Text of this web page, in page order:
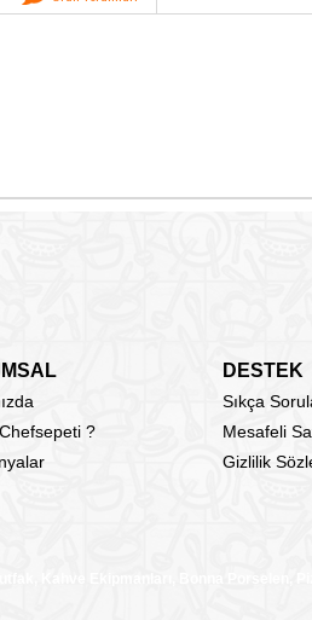
DESTEK
Sıkça
? Mesafeli
Gizlilik